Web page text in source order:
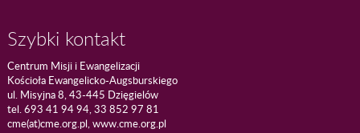
Szybki kontakt
Centrum Misji i Ewangelizacji
Kościoła Ewangelicko-Augsburskiego
ul. Misyjna 8, 43-445 Dzięgielów
tel. 693 41 94 94, 33 852 97 81
cme(at)cme.org.pl, www.cme.org.pl